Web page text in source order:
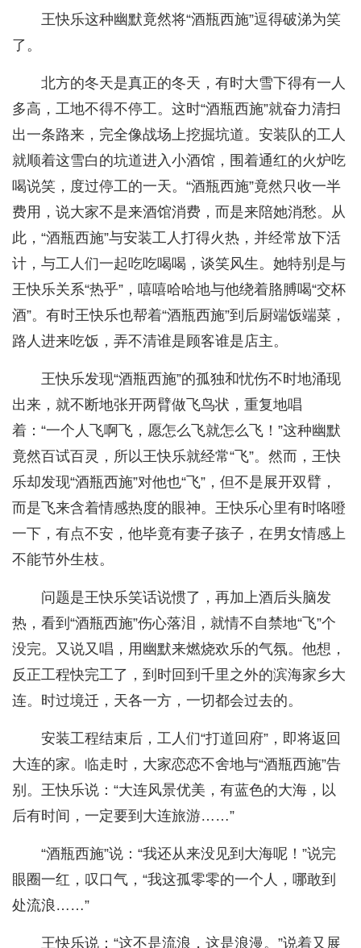
王快乐这种幽默竟然将“酒瓶西施”逗得破涕为笑
了。
北方的冬天是真正的冬天，有时大雪下得有一人
多高，工地不得不停工。这时“酒瓶西施”就奋力清扫
出一条路来，完全像战场上挖掘坑道。安装队的工人
就顺着这雪白的坑道进入小酒馆，围着通红的火炉吃
喝说笑，度过停工的一天。“酒瓶西施”竟然只收一半
费用，说大家不是来酒馆消费，而是来陪她消愁。从
此，“酒瓶西施”与安装工人打得火热，并经常放下活
计，与工人们一起吃吃喝喝，谈笑风生。她特别是与
王快乐关系“热乎”，嘻嘻哈哈地与他绕着胳膊喝“交杯
酒”。有时王快乐也帮着“酒瓶西施”到后厨端饭端菜，
路人进来吃饭，弄不清谁是顾客谁是店主。
王快乐发现“酒瓶西施”的孤独和忧伤不时地涌现
出来，就不断地张开两臂做飞鸟状，重复地唱
着：“一个人飞啊飞，愿怎么飞就怎么飞！”这种幽默
竟然百试百灵，所以王快乐就经常“飞”。然而，王快
乐却发现“酒瓶西施”对他也“飞”，但不是展开双臂，
而是飞来含着情感热度的眼神。王快乐心里有时咯噔
一下，有点不安，他毕竟有妻子孩子，在男女情感上
不能节外生枝。
问题是王快乐笑话说惯了，再加上酒后头脑发
热，看到“酒瓶西施”伤心落泪，就情不自禁地“飞”个
没完。又说又唱，用幽默来燃烧欢乐的气氛。他想，
反正工程快完工了，到时回到千里之外的滨海家乡大
连。时过境迁，天各一方，一切都会过去的。
安装工程结束后，工人们“打道回府”，即将返回
大连的家。临走时，大家恋恋不舍地与“酒瓶西施”告
别。王快乐说：“大连风景优美，有蓝色的大海，以
后有时间，一定要到大连旅游……”
“酒瓶西施”说：“我还从来没见到大海呢！”说完
眼圈一红，叹口气，“我这孤零零的一个人，哪敢到
处流浪……”
王快乐说：“这不是流浪，这是浪漫。”说着又展